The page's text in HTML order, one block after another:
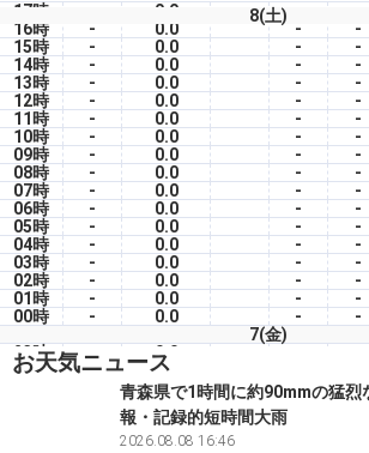
8(土)
17時 0.0
16時
- 0.0 - -
15時
- 0.0 - -
14時
- 0.0 - -
13時
- 0.0 - -
12時
- 0.0 - -
11時
- 0.0 - -
10時
- 0.0 - -
09時
- 0.0 - -
08時
- 0.0 - -
07時
- 0.0 - -
06時
- 0.0 - -
05時
- 0.0 - -
04時
- 0.0 - -
03時
- 0.0 - -
02時
- 0.0 - -
01時
- 0.0 - -
00時
- 0.0 - -
7(金)
23時
- 0.0
22時
- 0.0
0.0 - -
0.0 -
0.0
0.0
お天気ニュース
青森県で1時間に約90mmの猛
報・記録的短時間大雨
2026.08.08 16:46